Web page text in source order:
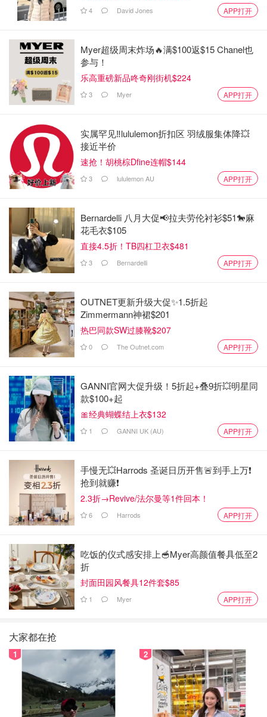
4 David Jones APP打开
Myer超级周末炸场🔥满$100返$15 Chanel也
参与！
乐高重磅新品咚奇刚街机$224
3 Myer APP打开
实属罕见‼️lululemon折扣区 羽绒服集体降💥
接近半价
速抢！胡桃棕Dfine连帽$144
3 lululemon AU APP打开
Bernardelli 八月大促📢拉夫劳伦衬衫$51🐎麻
花毛衣$105
直接4.5折！TB四杠卫衣$481
3 Bernardelli APP打开
OUTNET更新升级大促✨1.5折起
Zimmermann神裙$201
热巴同款SW过膝靴$207
0 The Outnet.com APP打开
GANNI官网大促升级！5折起+叠9折💥明星同
款$100+起
🎀经典蝴蝶结上衣$132
1 GANNI UK (AU) APP打开
手慢无💥Harrods 圣诞日历开售🚨到手上万❗️
抢到就赚❗️
2.3折→Revive/法尔曼等1件回本！
6 Harrods APP打开
吃饭的仪式感安排上🥣Myer高颜值餐具低至2
折
封面田园风餐具12件套$85
1 Myer APP打开
大家都在抢
1 2